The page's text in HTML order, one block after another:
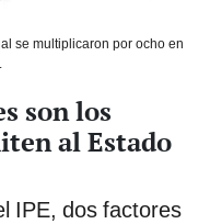
se multiplicaron por ocho en
son los
al Estado
IPE, dos factores